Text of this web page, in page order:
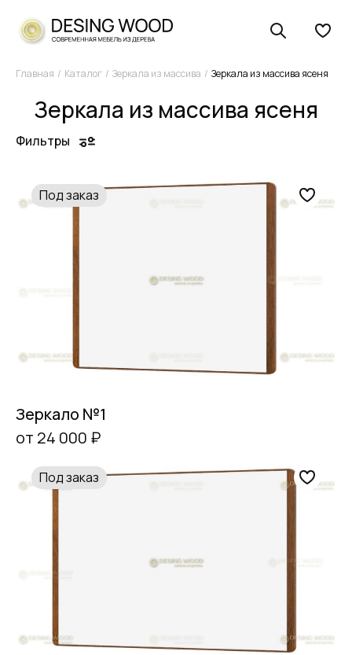
Главная Каталог Зеркала из массива Зеркала из массива ясеня
Зеркала из массива ясеня
Фильтры
Под заказ
Зеркало №1
от 24 000 ₽
Под заказ